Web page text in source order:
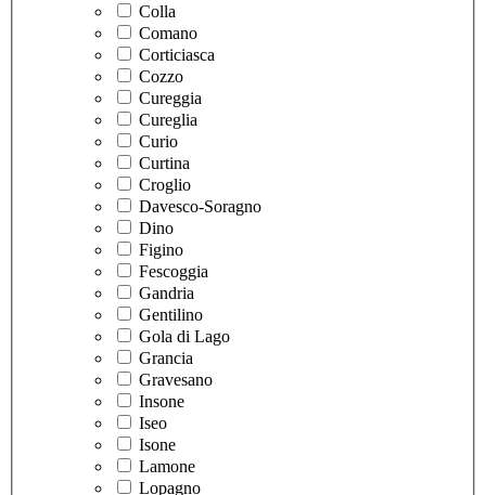
Colla
Comano
Corticiasca
Cozzo
Cureggia
Cureglia
Curio
Curtina
Croglio
Davesco-Soragno
Dino
Figino
Fescoggia
Gandria
Gentilino
Gola di Lago
Grancia
Gravesano
Insone
Iseo
Isone
Lamone
Lopagno